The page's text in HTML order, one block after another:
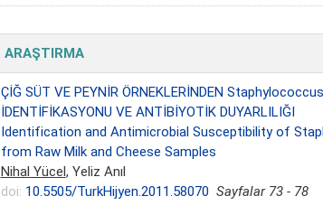
ARAŞTIRMA
ÇİĞ SÜT VE PEYNİR ÖRNEKLERİNDEN
İDENTİFİKASYONU VE ANTİBİYOTİK DUYARLILIĞI
Identification and Antimicrobial Susceptibility of
from Raw Milk and Cheese Samples
Nihal Yücel, Yeliz Anıl
doi: 10.5505/TurkHijyen.2011.58070 Sayfalar 73 - 78